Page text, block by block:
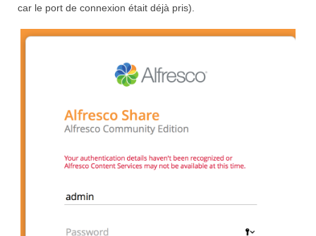
car le port de connexion était déjà pris).